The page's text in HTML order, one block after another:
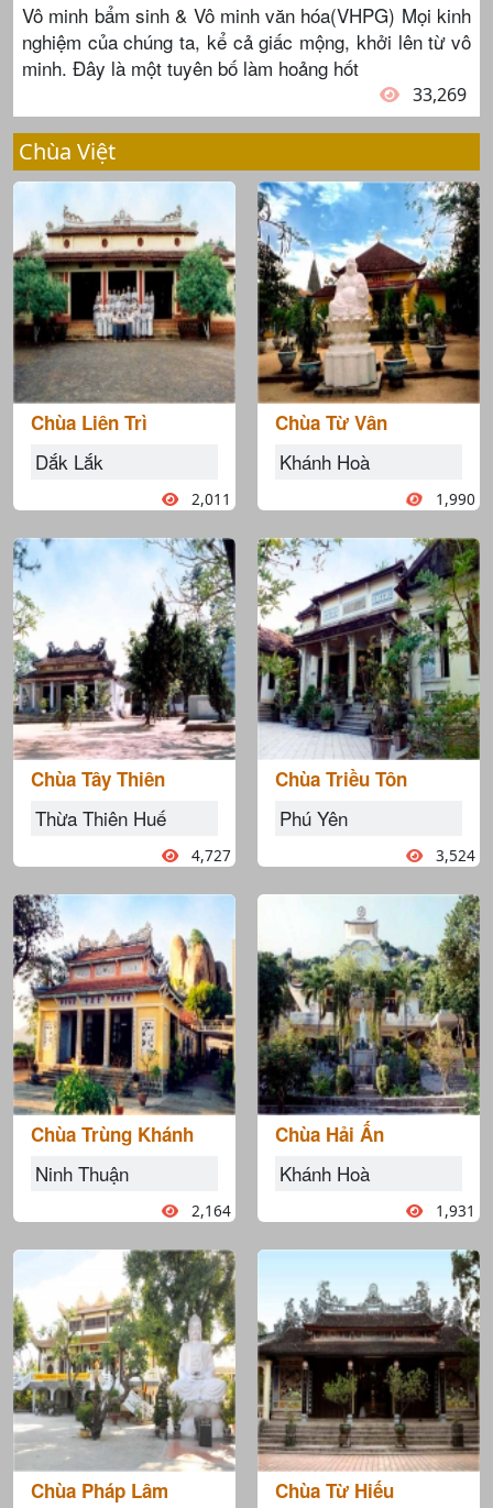
Vô minh bẩm sinh & Vô minh văn hóa(VHPG) Mọi kinh
nghiệm của chúng ta, kể cả giấc mộng, khởi lên từ vô
minh. Đây là một tuyên bố làm hoảng hốt
33,269
Chùa Việt
Chùa Liên Trì
Dắk Lắk
2,011
Chùa Tây Thiên
Thừa Thiên Huế
4,727
Chùa Trùng Khánh
Ninh Thuận
2,164
Chùa Pháp Lâm
Chùa Từ Vân
Khánh Hoà
1,990
Chùa Triều Tôn
Phú Yên
3,524
Chùa Hải Ấn
Khánh Hoà
1,931
Chùa Từ Hiếu